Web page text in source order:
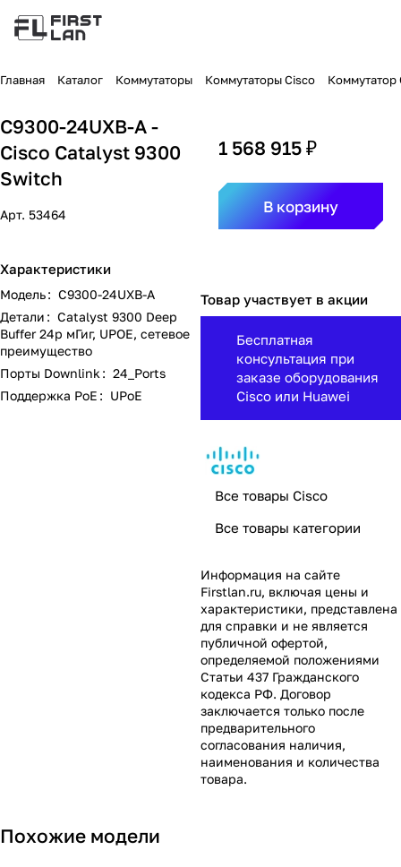
Главная Каталог Коммутаторы Коммутаторы Cisco Коммутатор
C9300-24UXB-A -
Cisco Catalyst 9300
Switch
Арт. 53464
Характеристики
Модель: C9300-24UXB-A
Детали: Catalyst 9300 Deep
Buffer 24p мГиг, UPOE, сетевое
преимущество
Порты Downlink: 24_Ports
Поддержка PoE: UPoE
1 568 915 ₽
В корзину
Товар участвует в акции
Бесплатная
консультация при
заказе оборудования
Cisco или Huawei
Все товары Cisco
Все товары категории
Информация на сайте
Firstlan.ru, включая цены и
характеристики, представлена
для справки и не является
публичной офертой,
определяемой положениями
Статьи 437 Гражданского
кодекса РФ. Договор
заключается только после
предварительного
согласования наличия,
наименования и количества
товара.
Похожие модели